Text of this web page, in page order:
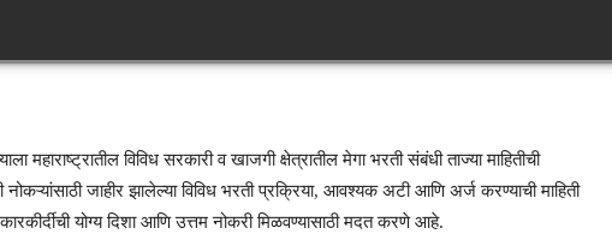
महाराष्ट्रातील विविध सरकारी व खाजगी क्षेत्रातील मेगा भरती संबंधी ताज्या माहितीची
जाहीर झालेल्या विविध भरती प्रक्रिया, आवश्यक अटी आणि अर्ज करण्याची माहिती
कारकीर्दीची योग्य दिशा आणि उत्तम नोकरी मिळवण्यासाठी मदत करणे आहे.